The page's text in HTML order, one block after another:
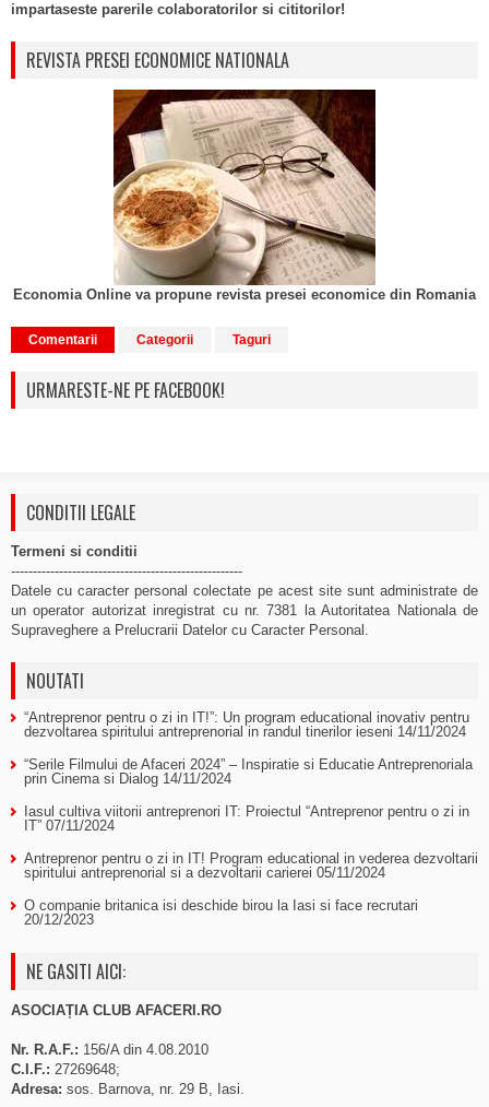
impartaseste parerile colaboratorilor si cititorilor!
REVISTA PRESEI ECONOMICE NATIONALA
Economia Online va propune revista presei economice din Romania
Comentarii Categorii Taguri
URMARESTE-NE PE FACEBOOK!
CONDITII LEGALE
Termeni si conditii
-----------------------------------------------------
Datele cu caracter personal colectate pe acest site sunt administrate de
un operator autorizat inregistrat cu nr. 7381 la Autoritatea Nationala de
Supraveghere a Prelucrarii Datelor cu Caracter Personal.
NOUTATI
“Antreprenor pentru o zi in IT!”: Un program educational inovativ pentru
dezvoltarea spiritului antreprenorial in randul tinerilor ieseni 14/11/2024
“Serile Filmului de Afaceri 2024” – Inspiratie si Educatie Antreprenoriala
prin Cinema si Dialog 14/11/2024
Iasul cultiva viitorii antreprenori IT: Proiectul “Antreprenor pentru o zi in
IT” 07/11/2024
Antreprenor pentru o zi in IT! Program educational in vederea dezvoltarii
spiritului antreprenorial si a dezvoltarii carierei 05/11/2024
O companie britanica isi deschide birou la Iasi si face recrutari
20/12/2023
NE GASITI AICI:
ASOCIAȚIA CLUB AFACERI.RO
Nr. R.A.F.: 156/A din 4.08.2010
C.I.F.: 27269648;
Adresa: sos. Barnova, nr. 29 B, Iasi.